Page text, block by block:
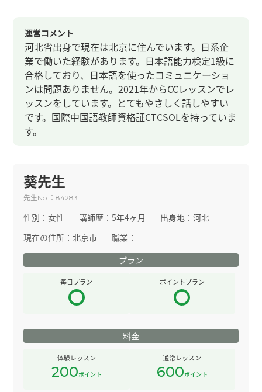
運営コメント
河北省出身で現在は北京に住んでいます。日系企
業で働いた経験があります。日本語能力検定1級に
合格しており、日本語を使ったコミュニケーショ
ンは問題ありません。2021年からCCレッスンでレ
ッスンをしています。とてもやさしく話しやすい
です。国際中国語教師資格証CTCSOLを持っていま
す。
葵先生
先生No. ：84283
性別：女性 講師歴：5年4ヶ月 出身地：河北
現在の住所：北京市
職業：
プラン
毎日プラン ポイントプラン
料金
体験レッスン
200ポイント
通常レッスン
600ポイント